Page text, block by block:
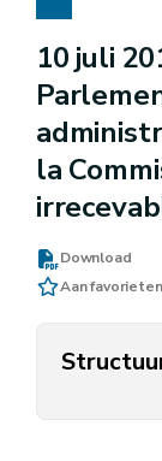
10 juli
la
Download
Aan